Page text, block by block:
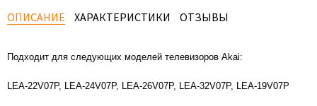
ОПИСАНИЕ ХАРАКТЕРИСТИКИ ОТЗЫВЫ
Подходит для следующих моделей телевизоров Akai:
LEA-22V07P, LEA-24V07P, LEA-26V07P, LEA-32V07P, LEA-19V07P